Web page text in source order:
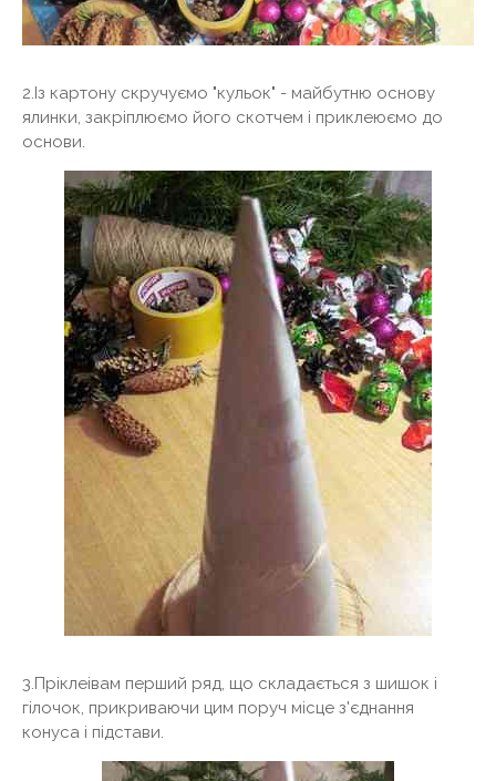
2.Із картону скручуємо "кульок" - майбутню основу
ялинки, закріплюємо його скотчем і приклеюємо до
основи.
3.Пріклеівам перший ряд, що складається з шишок і
гілочок, прикриваючи цим поруч місце з'єднання
конуса і підстави.